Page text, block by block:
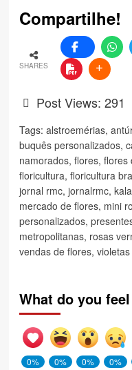
Compartilhe!
SHARES
Post Views: 291
Tags: alstroemérias,
buquês personalizados,
namorados, flores, flores
floricultura, floricultura
jornal rmc, jornalrmc,
mercado de flores, mini
personalizados,
metropolitanas, rosas
vendas de flores, violetas
What do you
0%
0%
0%
0%